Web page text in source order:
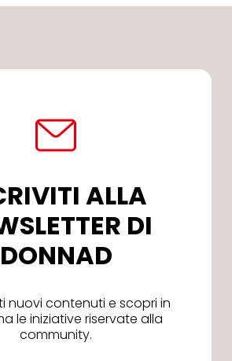
ALLA
DI
DONNAD
nuovi contenuti e scopri in
le iniziative riservate alla
community.